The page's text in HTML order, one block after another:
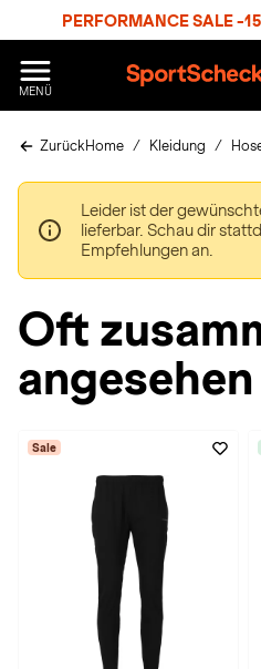
PERFORMANCE SALE -
MENÜ
p
r
c
h
e
ZurückHome Kleidung
Leider ist der
lieferbar. Schau dir
Empfehlungen an.
Oft
angesehen
Sale